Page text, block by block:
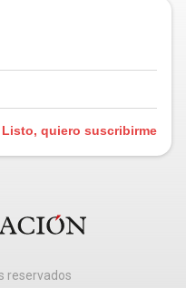
Listo, quiero suscribirme
reservados